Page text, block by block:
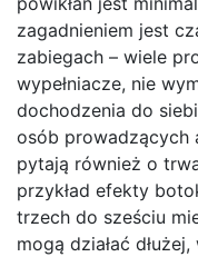
zagadnieniem jest
zabiegach – wiele
wypełniacze, nie
dochodzenia do
osób prowadzących
pytają również o
przykład efekty
trzech do sześciu
mogą działać